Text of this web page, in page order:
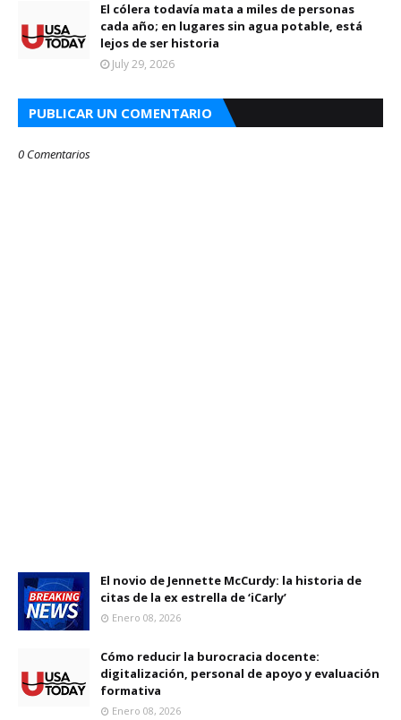
El cólera todavía mata a miles de personas
cada año; en lugares sin agua potable, está
lejos de ser historia
July 29, 2026
PUBLICAR UN COMENTARIO
0 Comentarios
El novio de Jennette McCurdy: la historia de
citas de la ex estrella de ‘iCarly’
Enero 08, 2026
Cómo reducir la burocracia docente:
digitalización, personal de apoyo y evaluación
formativa
Enero 08, 2026